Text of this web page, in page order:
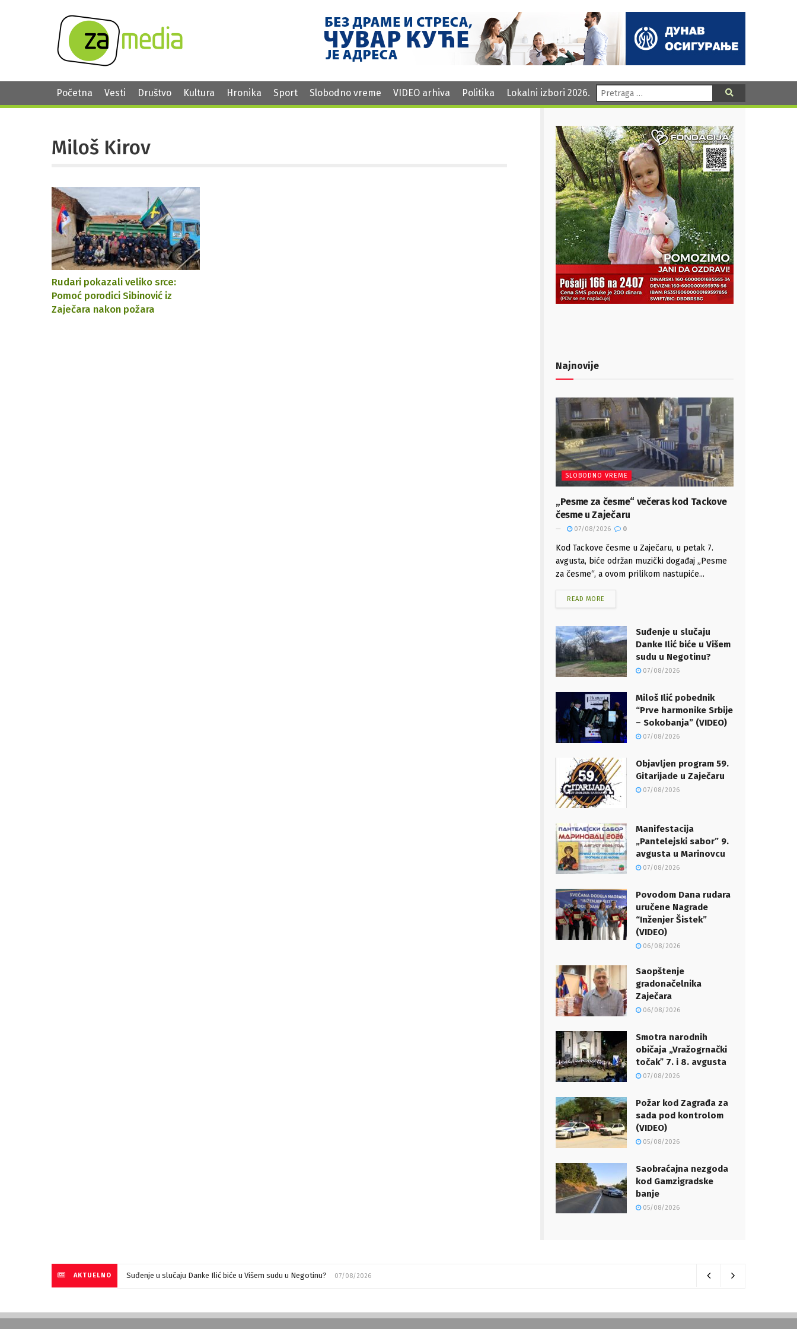
Početna Vesti Društvo Kultura Hronika Sport Slobodno vreme VIDEO arhiva Politika Lokalni izbori 2026. Pretraga:
Miloš Kirov
Rudari pokazali veliko srce:
Pomoć porodici Sibinović iz
Zaječara nakon požara
Najnovije
SLOBODNO VREME
„Pesme za česme“ večeras kod Tackove
česme u Zaječaru
07/08/2026 0
Kod Tackove česme u Zaječaru, u petak 7.
avgusta, biće održan muzički događaj „Pesme
za česme“, a ovom prilikom nastupiće...
READ MORE
Suđenje u slučaju
Danke Ilić biće u Višem
sudu u Negotinu?
07/08/2026
Miloš Ilić pobednik
“Prve harmonike Srbije
– Sokobanja” (VIDEO)
07/08/2026
Objavljen program 59.
Gitarijade u Zaječaru
07/08/2026
Manifestacija
„Pantelejski sabor” 9.
avgusta u Marinovcu
07/08/2026
Povodom Dana rudara
uručene Nagrade
“Inženjer Šistek”
(VIDEO)
06/08/2026
Saopštenje
gradonačelnika
Zaječara
06/08/2026
Smotra narodnih
običaja „Vražogrnački
točakˮ 7. i 8. avgusta
07/08/2026
Požar kod Zagrađa za
sada pod kontrolom
(VIDEO)
05/08/2026
Saobraćajna nezgoda
kod Gamzigradske
banje
05/08/2026
AKTUELNO Suđenje u slučaju Danke Ilić biće u Višem sudu u Negotinu? 07/08/2026